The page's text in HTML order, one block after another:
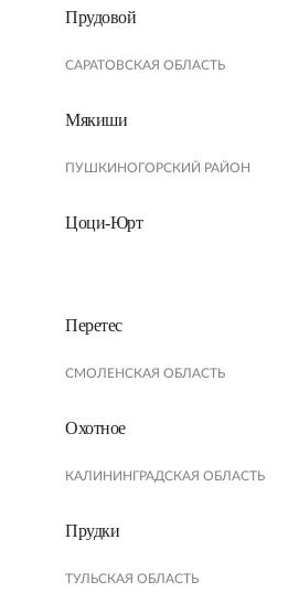
Прудовой
САРАТОВСКАЯ ОБЛАСТЬ
Мякиши
ПУШКИНОГОРСКИЙ РАЙОН
Цоци-Юрт
Перетес
СМОЛЕНСКАЯ ОБЛАСТЬ
Охотное
КАЛИНИНГРАДСКАЯ ОБЛАСТЬ
Прудки
ТУЛЬСКАЯ ОБЛАСТЬ